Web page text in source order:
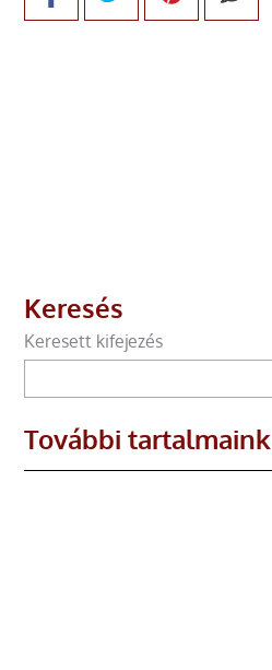
Keresés
Keresett kifejezés
További tartalmaink